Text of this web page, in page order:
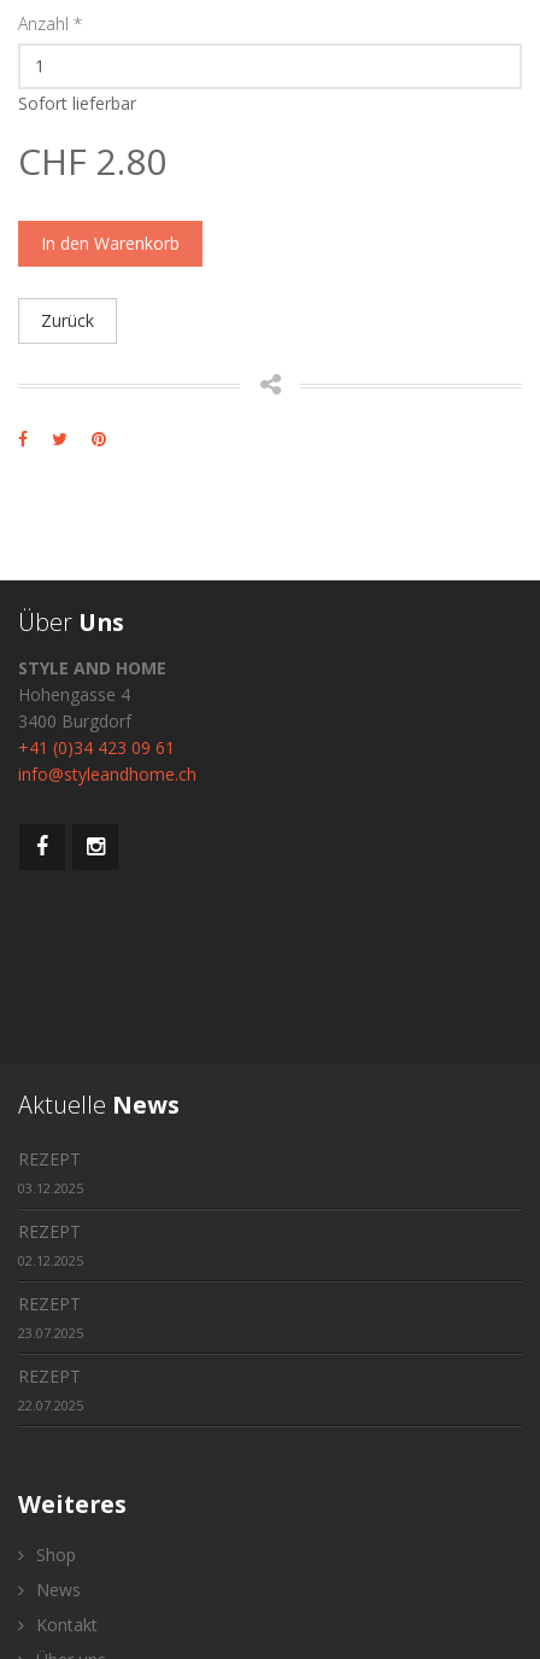
Anzahl *
Sofort lieferbar
CHF 2.80
In den Warenkorb
Zurück
Über Uns
STYLE AND HOME
Hohengasse 4
3400 Burgdorf
+41 (0)34 423 09 61
info@styleandhome.ch
Aktuelle News
REZEPT
03.12.2025
REZEPT
02.12.2025
REZEPT
23.07.2025
REZEPT
22.07.2025
Weiteres
Shop
News
Kontakt